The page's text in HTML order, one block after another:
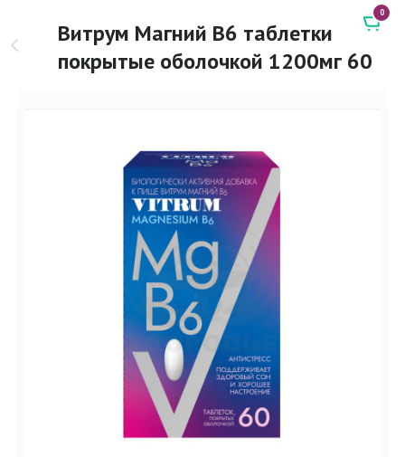
Витрум Магний В6 таблетки
покрытые оболочкой 1200мг 60
0